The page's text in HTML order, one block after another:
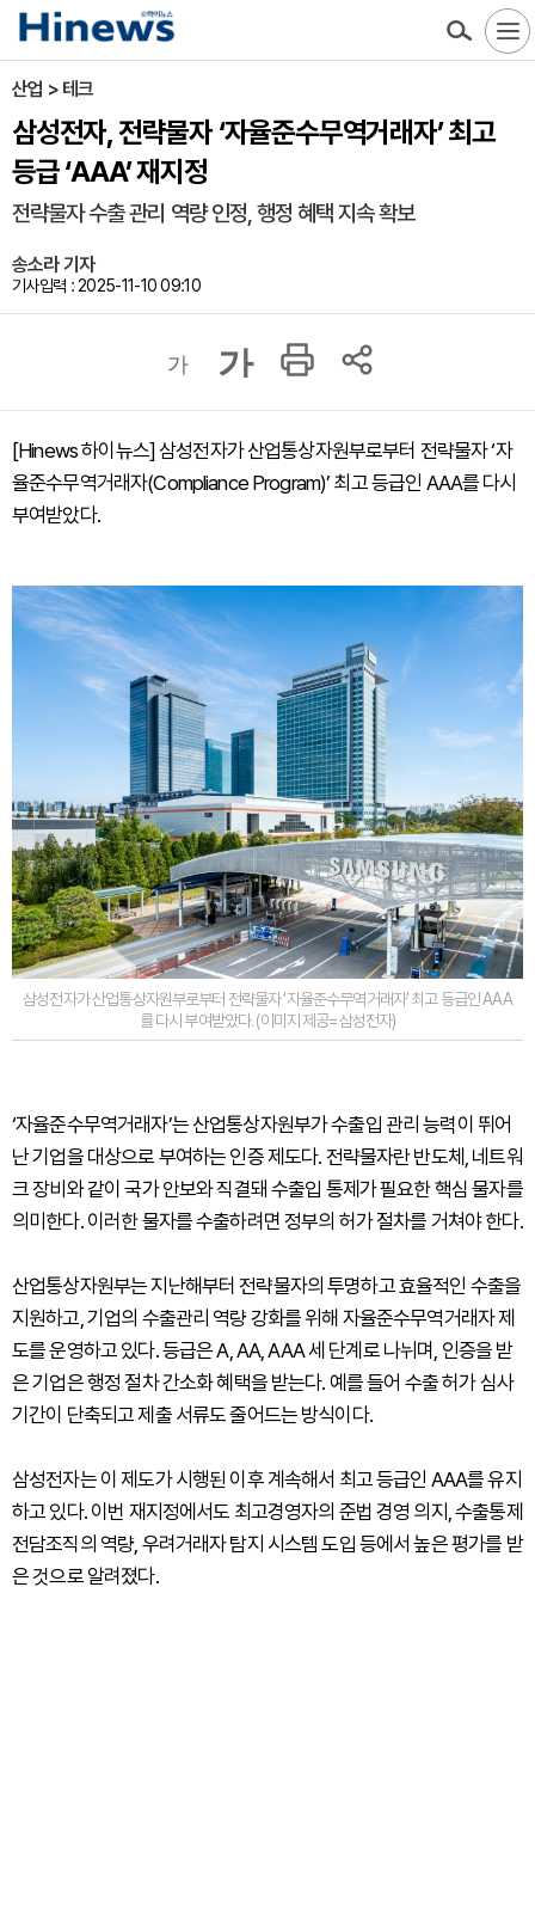
산업 > 테크
삼성전자, 전략물자 ‘자율준수무역거래자’ 최고
등급 ‘AAA’ 재지정
전략물자 수출 관리 역량 인정, 행정 혜택 지속 확보
송소라 기자
기사입력 : 2025-11-10 09:10
가 가
[Hinews 하이뉴스] 삼성전자가 산업통상자원부로부터 전략물자 ‘자
율준수무역거래자(Compliance Program)’ 최고 등급인 AAA를 다시
부여받았다.
삼성전자가 산업통상자원부로부터 전략물자 ‘자율준수무역거래자’ 최고 등급인 AAA
를 다시 부여받았다. (이미지 제공=삼성전자)
‘자율준수무역거래자’는 산업통상자원부가 수출입 관리 능력이 뛰어
난 기업을 대상으로 부여하는 인증 제도다. 전략물자란 반도체, 네트워
크 장비와 같이 국가 안보와 직결돼 수출입 통제가 필요한 핵심 물자를
의미한다. 이러한 물자를 수출하려면 정부의 허가 절차를 거쳐야 한다.
산업통상자원부는 지난해부터 전략물자의 투명하고 효율적인 수출을
지원하고, 기업의 수출관리 역량 강화를 위해 자율준수무역거래자 제
도를 운영하고 있다. 등급은 A, AA, AAA 세 단계로 나뉘며, 인증을 받
은 기업은 행정 절차 간소화 혜택을 받는다. 예를 들어 수출 허가 심사
기간이 단축되고 제출 서류도 줄어드는 방식이다.
삼성전자는 이 제도가 시행된 이후 계속해서 최고 등급인 AAA를 유지
하고 있다. 이번 재지정에서도 최고경영자의 준법 경영 의지, 수출통제
전담조직의 역량, 우려거래자 탐지 시스템 도입 등에서 높은 평가를 받
은 것으로 알려졌다.